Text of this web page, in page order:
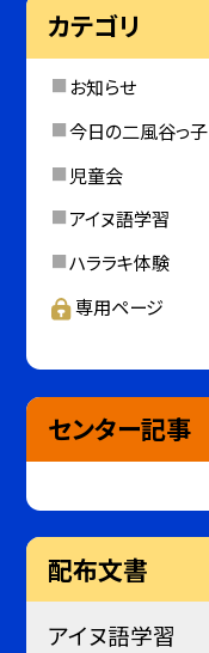
カテゴリ
お知らせ
今日の二風谷っ子
児童会
アイヌ語学習
ハララキ体験
専用ページ
センター記事
配布文書
アイヌ語学習